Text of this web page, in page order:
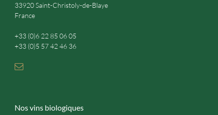
33920 Saint-Christoly-de-Blaye
France
+33 (0)6 22 85 06 05
+33 (0)5 57 42 46 36
Nos vins biologiques